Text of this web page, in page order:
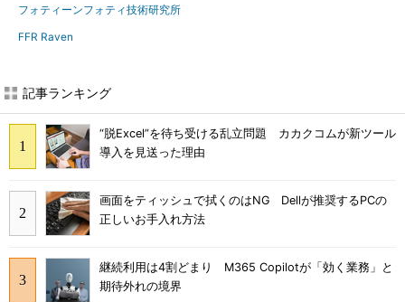
フォティーンフォティ技術研究所
FFR Raven
記事ランキング
“脱Excel”を待ち受ける乱立問題 カカクコムが新ツール
導入を見送った理由
画面をティッシュで拭くのはNG Dellが推奨するPCの
正しいお手入れ方法
継続利用は4割どまり M365 Copilotが「効く業務」と
期待外れの境界